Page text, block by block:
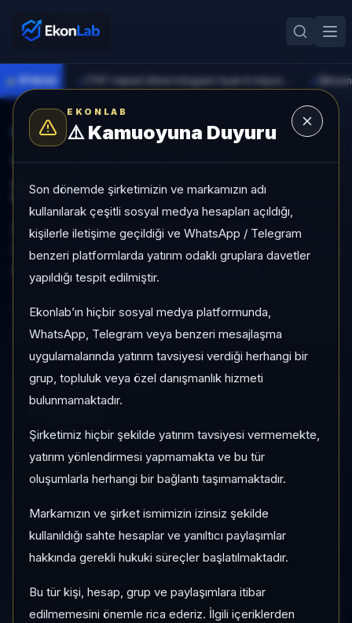
EKONLAB
⚠️Kamuoyuna Duyuru
Son dönemde şirketimizin ve markamızın adı
kullanılarak çeşitli sosyal medya hesapları açıldığı,
kişilerle iletişime geçildiği ve WhatsApp / Telegram
benzeri platformlarda yatırım odaklı gruplara davetler
yapıldığı tespit edilmiştir.
Ekonlab’ın hiçbir sosyal medya platformunda,
WhatsApp, Telegram veya benzeri mesajlaşma
uygulamalarında yatırım tavsiyesi verdiği herhangi bir
grup, topluluk veya özel danışmanlık hizmeti
bulunmamaktadır.
Şirketimiz hiçbir şekilde yatırım tavsiyesi vermemekte,
yatırım yönlendirmesi yapmamakta ve bu tür
oluşumlarla herhangi bir bağlantı taşımamaktadır.
Markamızın ve şirket ismimizin izinsiz şekilde
kullanıldığı sahte hesaplar ve yanıltıcı paylaşımlar
hakkında gerekli hukuki süreçler başlatılmaktadır.
Bu tür kişi, hesap, grup ve paylaşımlara itibar
edilmemesini önemle rica ederiz. İlgili içeriklerden
● PİYASA
AI Kripto Radar/ZEC
SUNUCU TARAFI KRIPTO GIRIŞI
Zcash
Zcash, Mega Cap grubunda, son 1 ayda +%4,02, son
3 ayda %-12,23, orta risk profiliyle, AL sinyaliyle kripto
analizi EkonLab detay sayfasında sunulur.
ZEC ZEC/TRY Kategori: Mega Cap
Risk:Orta Son fiyat:23.941,0000
1 AY VE 3 AY PERFORMANS
+%4,02
3 Ay:%-12,23
KATEGORI KONUMU
1/17
Momentum bazlı kategori içi sıra
PIYASA DEĞERI SIRASI
#15